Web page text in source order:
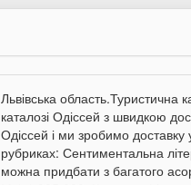
Львівська
каталозі Одіссей з швидкою
Одіссей і ми зробимо
рубриках: Сентиментальна
можна придбати з багатого